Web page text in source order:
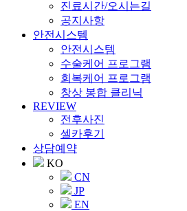
진료시간/오시는길
공지사항
안전시스템
안전시스템
수술케어 프로그램
회복케어 프로그램
창상 봉합 클리닉
REVIEW
전후사진
셀카후기
상담예약
KO
CN
JP
EN